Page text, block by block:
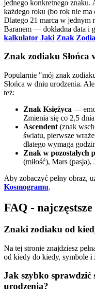
jednego konkretnego znaku.
każdego roku (bo rok nie
Dlatego 21 marca w jednym
Baranem — dokładna data i
kalkulator Jaki Znak
Znak zodiaku Słońca
Popularnie "mój znak
Słońca w dniu urodzenia.
też:
Znak Księżyca —
Zmienia się co 2,5
Ascendent (znak
światu, pierwsze
dlatego wymaga
Znak w pozostałych
(miłość), Mars
Aby zobaczyć pełny obraz,
Kosmogramu.
FAQ -
Znaki zodiaku od
Na tej stronie znajdziesz
od kiedy do kiedy, symbole i
Jak szybko sprawdzić
urodzenia?